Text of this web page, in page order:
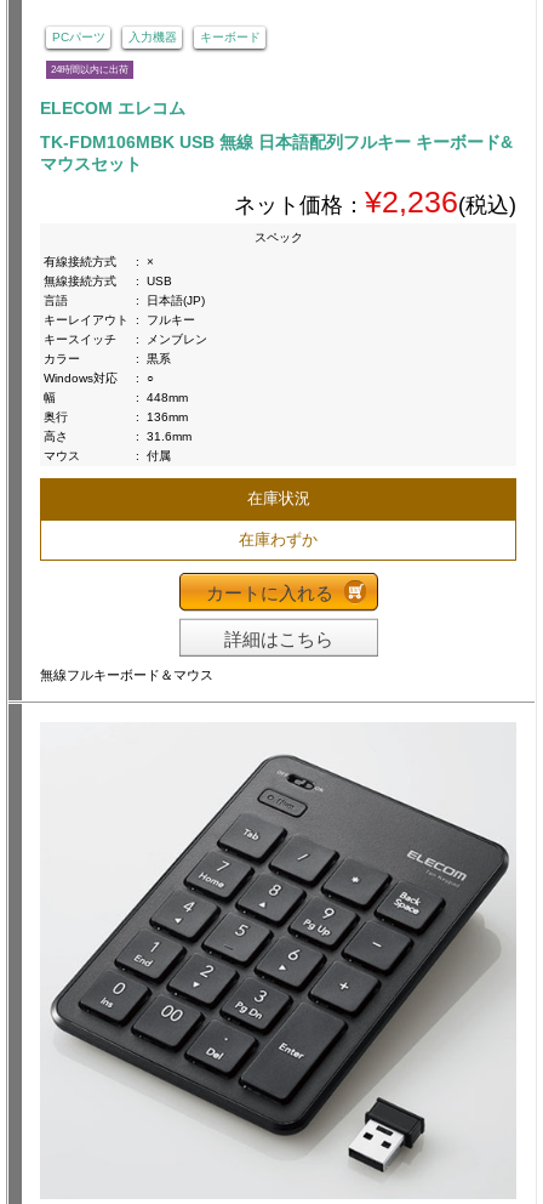
PCパーツ 入力機器 キーボード
24時間以内に出荷
ELECOM エレコム
TK-FDM106MBK USB 無線 日本語配列フルキー キーボード&
マウスセット
ネット価格： ¥2,236(税込)
スペック
有線接続方式
:
×
無線接続方式
:
USB
言語
:
日本語(JP)
キーレイアウト
:
フルキー
キースイッチ
:
メンブレン
カラー
:
黒系
Windows対応
:
○
幅
:
448mm
奥行
:
136mm
高さ
:
31.6mm
マウス
: 付属
在庫状況
在庫わずか
カートに入れる
詳細はこちら
無線フルキーボード＆マウス